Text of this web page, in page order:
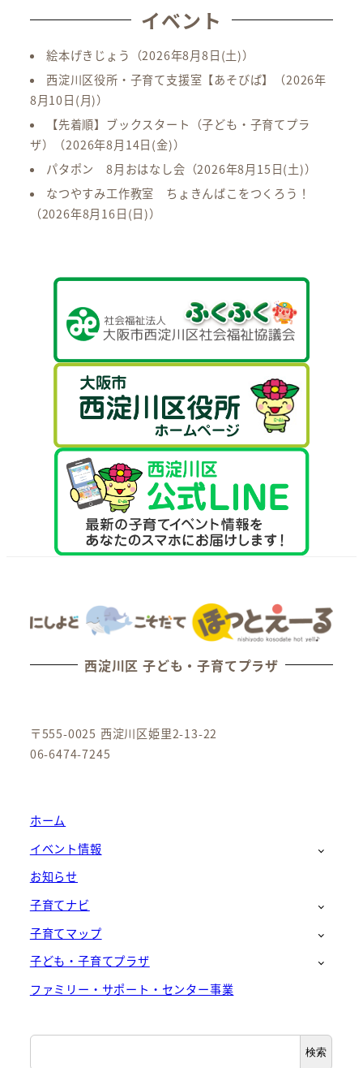
イベント
絵本げきじょう
（2026年8月8日(土)）
西淀川区役所・子育て支援室【あそびば】
（2026年
8月10日(月)）
【先着順】ブックスタート（子ども・子育てプラ
ザ）
（2026年8月14日(金)）
パタポン 8月おはなし会 （2026年8月15日(土)）
なつやすみ工作教室 ちょきんばこをつくろう！
（2026年8月16日(日)）
西淀川区 子ども・子育てプラザ
〒555-0025 西淀川区姫里2-13-22
06-6474-7245
ホーム
イベント情報
お知らせ
子育てナビ
子育てマップ
子ども・子育てプラザ
ファミリー・サポート・センター事業
検
索
検索